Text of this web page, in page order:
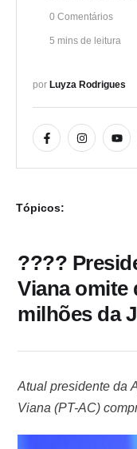
0 Comentários
5 mins de leitura
por Luyza Rodrigues
Tópicos:
????
Viana omite
milhões da
Atual presidente da
Viana (PT-AC)